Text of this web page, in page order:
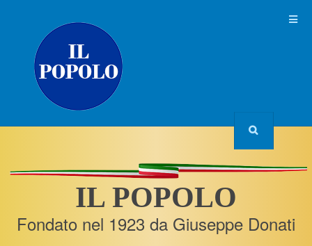
IL POPOLO
Fondato nel 1923 da Giuseppe Donati